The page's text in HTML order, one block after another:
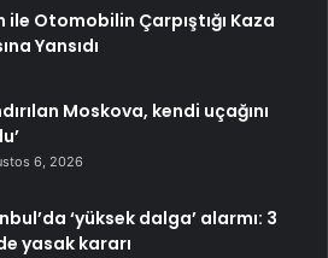
ile Otomobilin Çarpıştığı Kaza
Yansıdı
Moskova, kendi uçağını
6, 2026
‘yüksek dalga’ alarmı: 3
yasak kararı